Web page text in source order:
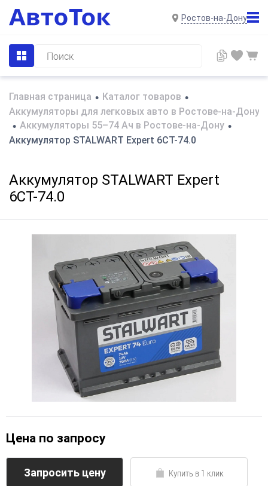
Ростов-на-Дону
Главная страница • Каталог товаров •
Аккумуляторы для легковых авто в Ростове-на-Дону
• Аккумуляторы 55–74 Ач в Ростове-на-Дону •
Аккумулятор STALWART Expert 6СТ-74.0
Аккумулятор STALWART Expert
6СТ-74.0
Цена по запросу
Запросить цену Купить в 1 клик